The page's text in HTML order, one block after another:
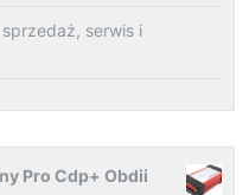
serwis i
Pro Cdp+ Obdii